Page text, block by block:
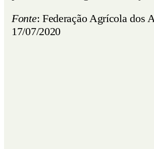
Fonte: Federação Agrícola dos
17/07/2020